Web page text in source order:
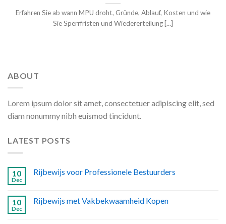
Erfahren Sie ab wann MPU droht, Gründe, Ablauf, Kosten und wie
Sie Sperrfristen und Wiedererteilung [...]
ABOUT
Lorem ipsum dolor sit amet, consectetuer adipiscing elit, sed
diam nonummy nibh euismod tincidunt.
LATEST POSTS
10
Dec
Rijbewijs voor Professionele Bestuurders
10
Dec
Rijbewijs met Vakbekwaamheid Kopen